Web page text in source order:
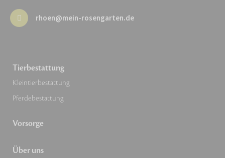
rhoen@mein-rosengarten.de
Tierbestattung
Kleintierbestattung
Pferdebestattung
Vorsorge
Über uns